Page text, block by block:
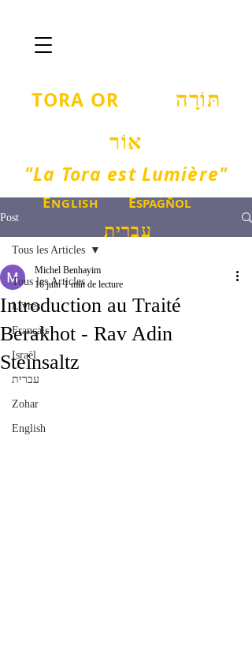
TORA OR תּוֹרָה
אוֹר
"La Tora est Lumière"
ENGLISH ESPAGÑOL
עברית
Post
Tous les Articles
Livres
Français
Israël
עברית
Zohar
English
Tous les Articles
Introduction au Traité
Berakhot - Rav Adin
Steinsaltz
Michel Benhayim
16 juin 1 min de lecture